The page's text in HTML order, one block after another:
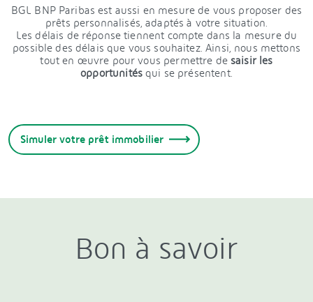
BGL BNP Paribas est aussi en mesure de vous proposer des
prêts personnalisés, adaptés à votre situation.
Les délais de réponse tiennent compte dans la mesure du
possible des délais que vous souhaitez. Ainsi, nous mettons
tout en œuvre pour vous permettre desaisir les
opportunitésqui se présentent.
Simuler votre prêt immobilier
Bon à savoir